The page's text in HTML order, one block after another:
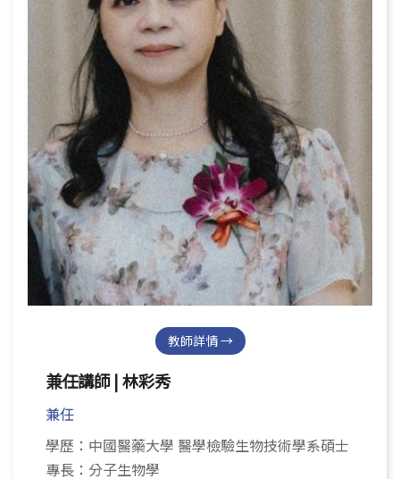
教師詳情 →
兼任講師 | 林彩秀
兼任
學歷：中國醫藥大學 醫學檢驗生物技術學系碩士
專長：分子生物學